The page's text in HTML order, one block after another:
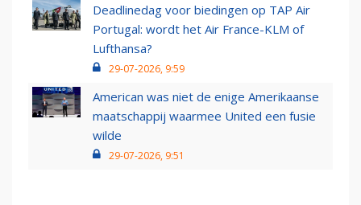
Deadlinedag voor biedingen op TAP Air
Portugal: wordt het Air France-KLM of
Lufthansa?
29-07-2026, 9:59
American was niet de enige Amerikaanse
maatschappij waarmee United een fusie
wilde
29-07-2026, 9:51